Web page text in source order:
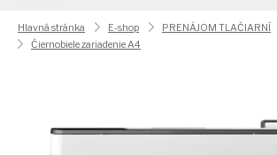
Hlavná stránka E-shop
PRENÁJOM TLAČIARNÍ
Čiernobiele zariadenie A4